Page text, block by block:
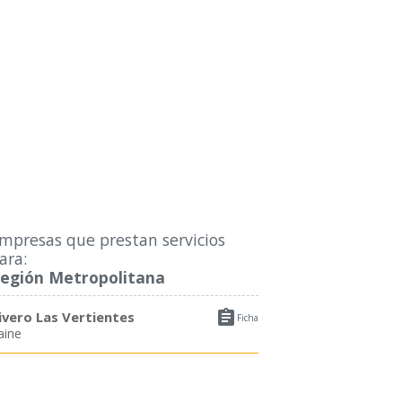
que prestan servicios
Metropolitana
 Ficha
Las Vertientes